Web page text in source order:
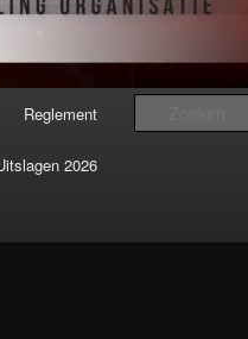
Reglement
2026